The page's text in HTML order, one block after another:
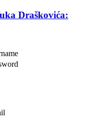
Draškovića: